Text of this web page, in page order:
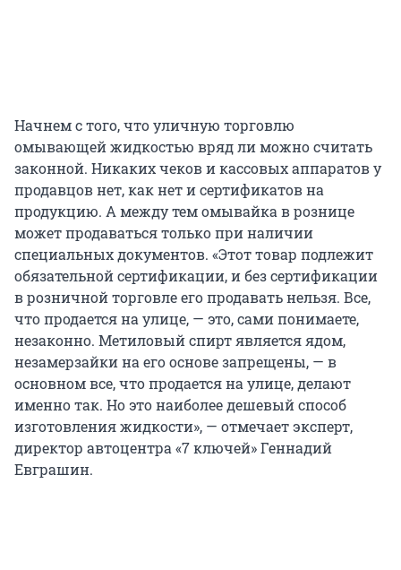
Начнем с того, что уличную торговлю
омывающей жидкостью вряд ли можно считать
законной. Никаких чеков и кассовых аппаратов у
продавцов нет, как нет и сертификатов на
продукцию. А между тем омывайка в рознице
может продаваться только при наличии
специальных документов. «Этот товар подлежит
обязательной сертификации, и без сертификации
в розничной торговле его продавать нельзя. Все,
что продается на улице, — это, сами понимаете,
незаконно. Метиловый спирт является ядом,
незамерзайки на его основе запрещены, — в
основном все, что продается на улице, делают
именно так. Но это наиболее дешевый способ
изготовления жидкости», — отмечает эксперт,
директор автоцентра «7 ключей» Геннадий
Евграшин.